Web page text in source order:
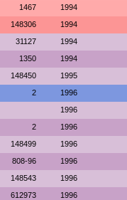
1467 1994
148306 1994
31127 1994
1350 1994
148450 1995
2 1996
1996
2 1996
148499 1996
808-96 1996
148543 1996
612973 1996